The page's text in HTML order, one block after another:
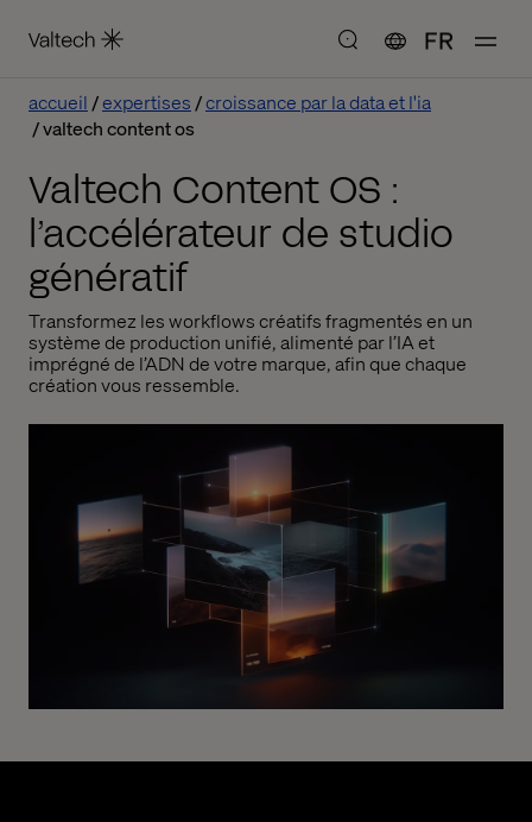
FR
accueil expertises
croissance par la data et l'ia
valtech content os
Valtech Content OS :
l’accélérateur de studio
génératif
Transformez les workflows créatifs fragmentés en un
système de production unifié, alimenté par l’IA et
imprégné de l’ADN de votre marque, afin que chaque
création vous ressemble.